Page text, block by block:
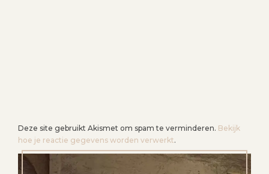
Deze site gebruikt Akismet om spam te verminderen. Bekijk
hoe je reactie gegevens worden verwerkt.